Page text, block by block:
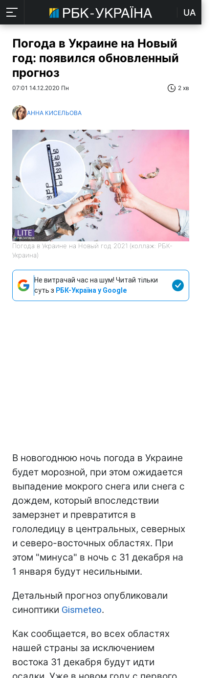
UA
Погода в Украине на Новый
год: появился обновленный
прогноз
07:01 14.12.2020 Пн 2 хв
АННА КИСЕЛЬОВА
Погода в Украине на Новый год 2021 (коллаж: РБК-
Украина)
Не витрачай час на шум! Читай тільки
суть з РБК-Україна у Google
В новогоднюю ночь погода в Украине
будет морозной, при этом ожидается
выпадение мокрого снега или снега с
дождем, который впоследствии
замерзнет и превратится в
гололедицу в центральных, северных
и северо-восточных областях. При
этом "минуса" в ночь с 31 декабря на
1 января будут несильными.
Детальный прогноз опубликовали
синоптики Gismeteo.
Как сообщается, во всех областях
нашей страны за исключением
востока 31 декабря будут идти